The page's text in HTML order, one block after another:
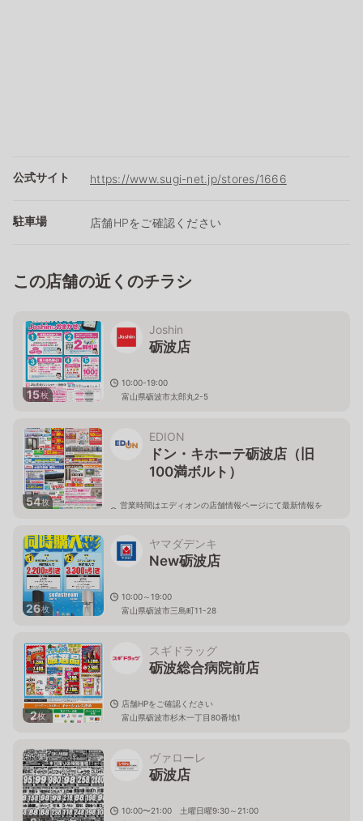
公式サイト https://www.sugi-net.jp/stores/1666
駐車場 店舗HPをご確認ください
この店舗の近くのチラシ
15枚
Joshin
砺波店
10:00-19:00
富山県砺波市太郎丸2-5
54枚
EDION
ドン・キホーテ砺波店（旧
100満ボルト）
営業時間はエディオンの店舗情報ページにて最新情報を
1F
26枚
ヤマダデンキ
New砺波店
10:00～19:00
富山県砺波市三島町11-28
2枚
スギドラッグ
砺波総合病院前店
店舗HPをご確認ください
富山県砺波市杉木一丁目80番地1
ヴァローレ
砺波店
10:00〜21:00 土曜日曜9:30～21:00